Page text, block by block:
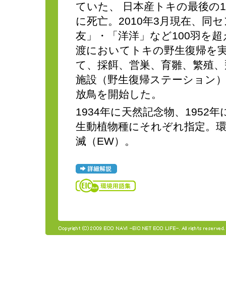
ていた、 日本産トキの最後の
に死亡。2010年3月現在、同
友」・「洋洋」など100羽を
渡においてトキの野生復帰を
て、採餌、営巣、育雛、繁殖
施設（野生復帰ステーション
放鳥を開始した。
1934年に天然記念物、1952年
生動植物種にそれぞれ指定。
滅（EW）。